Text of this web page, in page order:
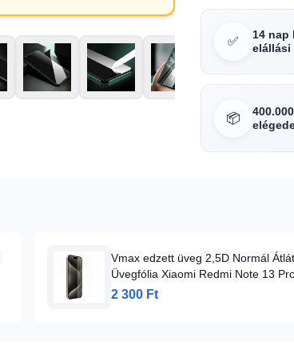
✅
14 nap
elállási
📦
Vmax edzett üveg 2,5D Normál
Üvegfólia Xiaomi Redmi Note 13 Pro
hez, Üvegfólia
2 300 Ft